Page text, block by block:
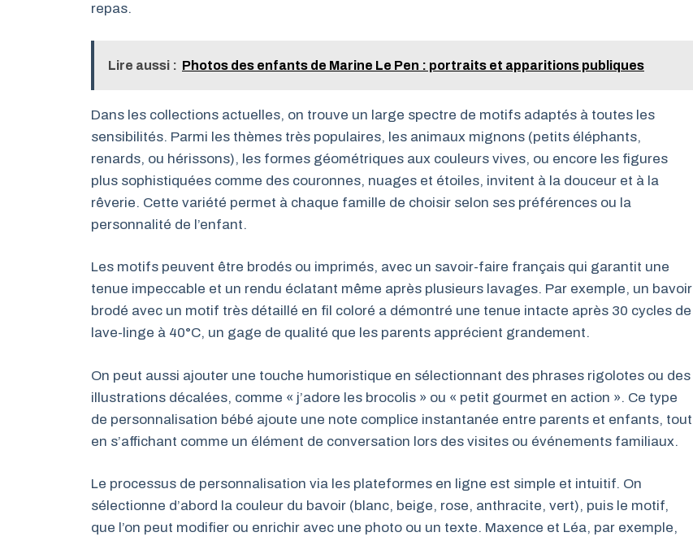
repas.
Lire aussi : Photos des enfants de Marine Le Pen : portraits et apparitions publiques
Dans les collections actuelles, on trouve un large spectre de motifs adaptés à toutes les
sensibilités. Parmi les thèmes très populaires, les animaux mignons (petits éléphants,
renards, ou hérissons), les formes géométriques aux couleurs vives, ou encore les figures
plus sophistiquées comme des couronnes, nuages et étoiles, invitent à la douceur et à la
rêverie. Cette variété permet à chaque famille de choisir selon ses préférences ou la
personnalité de l’enfant.
Les motifs peuvent être brodés ou imprimés, avec un savoir-faire français qui garantit une
tenue impeccable et un rendu éclatant même après plusieurs lavages. Par exemple, un bavoir
brodé avec un motif très détaillé en fil coloré a démontré une tenue intacte après 30 cycles de
lave-linge à 40°C, un gage de qualité que les parents apprécient grandement.
On peut aussi ajouter une touche humoristique en sélectionnant des phrases rigolotes ou des
illustrations décalées, comme « j’adore les brocolis » ou « petit gourmet en action ». Ce type
de personnalisation bébé ajoute une note complice instantanée entre parents et enfants, tout
en s’affichant comme un élément de conversation lors des visites ou événements familiaux.
Le processus de personnalisation via les plateformes en ligne est simple et intuitif. On
sélectionne d’abord la couleur du bavoir (blanc, beige, rose, anthracite, vert), puis le motif,
que l’on peut modifier ou enrichir avec une photo ou un texte. Maxence et Léa, par exemple,